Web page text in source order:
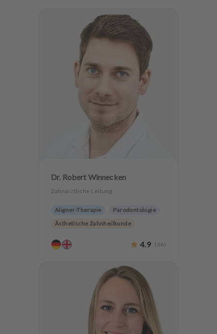
Dr. Robert Winnecken
Zahnärztliche Leitung
Aligner-Therapie
Parodontologie
Ästhetische Zahnheilkunde
Oralchirurgie
4.9 ( 66)